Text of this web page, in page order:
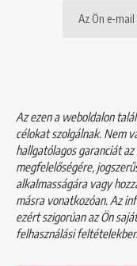
Az ezen a weboldalon
célokat szolgálnak. Nem
hallgatólagos garanciát
megfelelőségére,
alkalmasságára vagy
másra vonatkozóan. Az
ezért szigorúan az Ön
felhasználási feltételekben